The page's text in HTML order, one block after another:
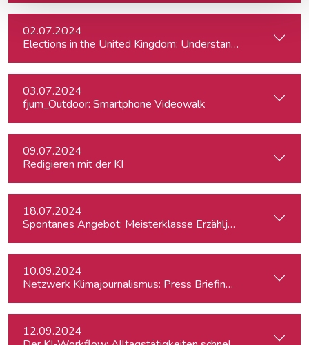
02.07.2024
Elections in the United Kingdom: Understanding Voters’
03.07.2024
fjum_Outdoor: Smartphone Videowalk
09.07.2024
Redigieren mit der KI
18.07.2024
Spontanes Angebot: Meisterklasse Erzähljournalismus –
10.09.2024
Netzwerk Klimajournalismus: Press Briefing zur
12.09.2024